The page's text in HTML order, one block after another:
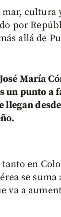
cultura
por
allá de
María
un punto
llegan
en
se suma
va a